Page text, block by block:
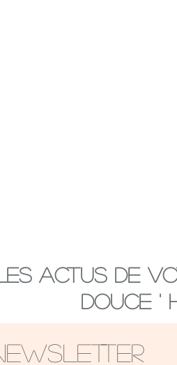
Actus de
Douce '